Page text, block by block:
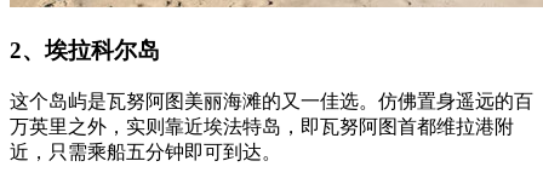
2、埃拉科尔岛
这个岛屿是瓦努阿图美丽海滩的又一佳选。仿佛置身遥远的百
万英里之外，实则靠近埃法特岛，即瓦努阿图首都维拉港附
近，只需乘船五分钟即可到达。